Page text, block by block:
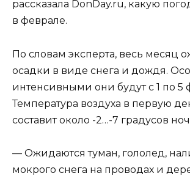
рассказала DonDay.ru, какую
в феврале.
По словам эксперта, весь месяц
осадки в виде снега и дождя.
интенсивными они будут с 1 по 5
Температура воздуха в первую
составит около -2…-7 градусов
— Ожидаются туман, гололед,
мокрого снега на проводах и